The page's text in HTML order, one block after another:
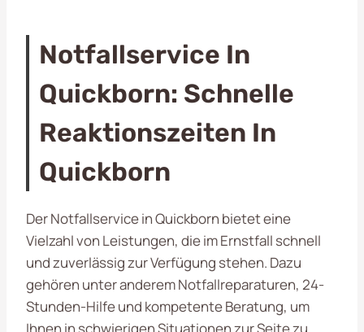
Notfallservice In
Quickborn: Schnelle
Reaktionszeiten In
Quickborn
Der Notfallservice in Quickborn bietet eine
Vielzahl von Leistungen, die im Ernstfall schnell
und zuverlässig zur Verfügung stehen. Dazu
gehören unter anderem Notfallreparaturen, 24-
Stunden-Hilfe und kompetente Beratung, um
Ihnen in schwierigen Situationen zur Seite zu